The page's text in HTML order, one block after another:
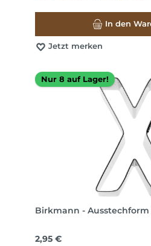
In den
Jetzt merken
Nur 8 auf Lager!
Birkmann -
Regulärer Preis:
2,95 €